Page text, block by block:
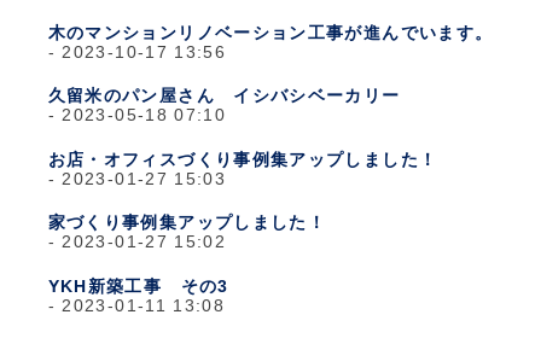
木のマンションリノベーション工事が進んでいます。
2023-10-17 13:56
久留米のパン屋さん イシバシベーカリー
2023-05-18 07:10
お店・オフィスづくり事例集アップしました！
2023-01-27 15:03
家づくり事例集アップしました！
2023-01-27 15:02
YKH新築工事 その3
2023-01-11 13:08